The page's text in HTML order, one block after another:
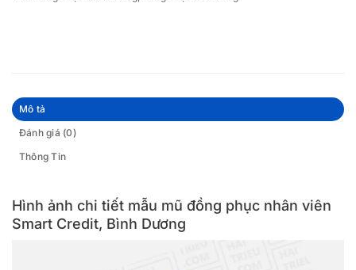
Mô tả
Đánh giá (0)
Thông Tin
Hình ảnh chi tiết mẫu mũ đồng phục nhân viên
Smart Credit, Bình Dương